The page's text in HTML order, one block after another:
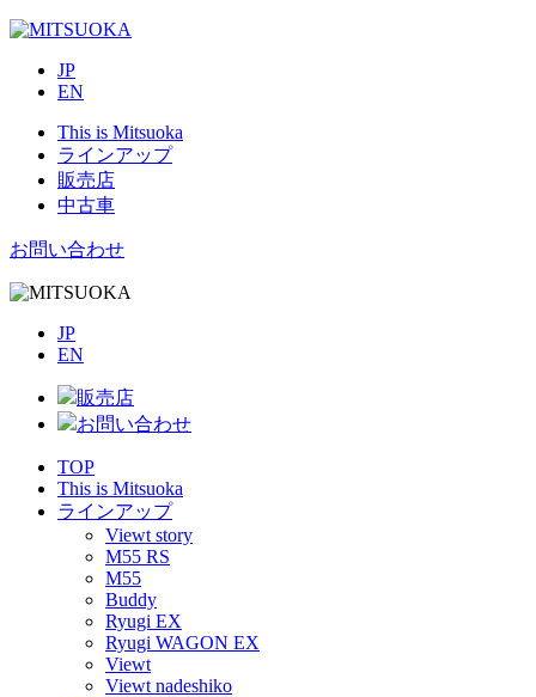
JP
EN
This is Mitsuoka
ラインアップ
販売店
中古車
お問い合わせ
JP
EN
販売店
お問い合わせ
TOP
This is Mitsuoka
ラインアップ
Viewt story
M55 RS
M55
Buddy
Ryugi EX
Ryugi WAGON EX
Viewt
Viewt nadeshiko